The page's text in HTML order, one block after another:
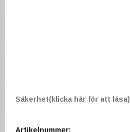
Säkerhet(klicka här för att läsa)
Artikelnummer: